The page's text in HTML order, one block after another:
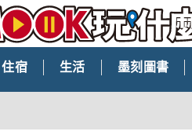
住宿 生活 墨刻圖書